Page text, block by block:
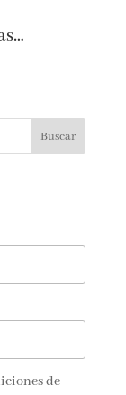
de